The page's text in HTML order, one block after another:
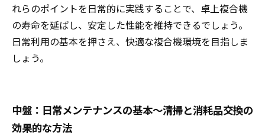
れらのポイントを日常的に実践することで、卓上複合機
の寿命を延ばし、安定した性能を維持できるでしょう。
日常利用の基本を押さえ、快適な複合機環境を目指しま
しょう。
中盤：日常メンテナンスの基本～清掃と消耗品交換の
効果的な方法